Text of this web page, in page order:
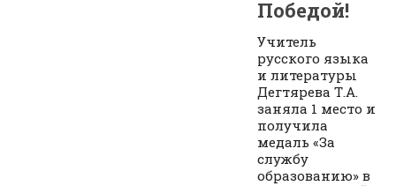
Победой!
Учитель
русского языка
и литературы
Дегтярева Т.А.
заняла 1 место и
получила
медаль «За
службу
образованию» в